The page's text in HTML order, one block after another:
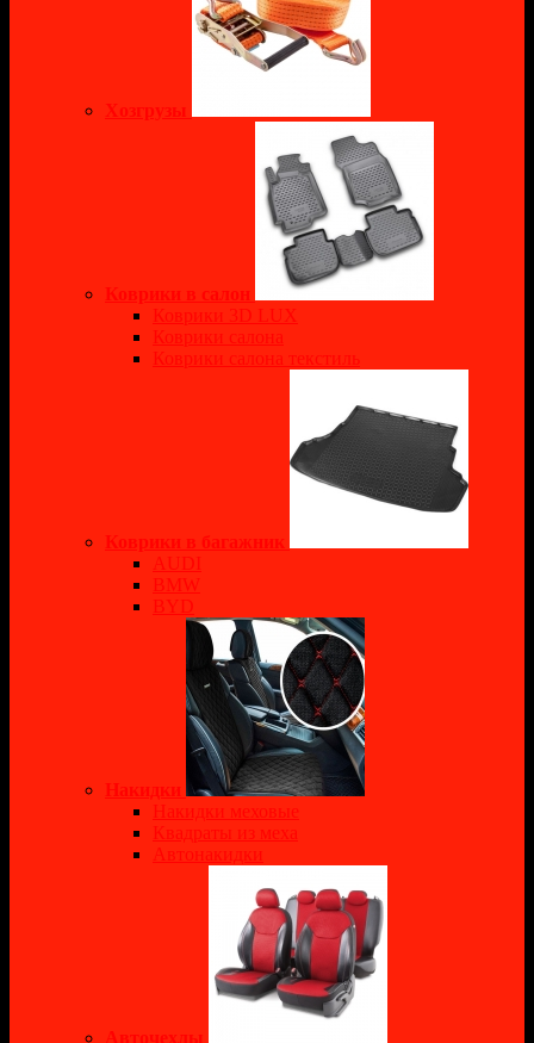
Хозгрузы
Коврики в салон
Коврики 3D LUX
Коврики салона
Коврики салона текстиль
Коврики в багажник
AUDI
BMW
BYD
Накидки
Накидки меховые
Квадраты из меха
Автонакидки
Авточехлы